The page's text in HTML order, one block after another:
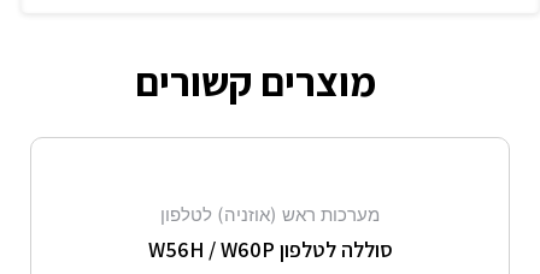
מוצרים קשורים
מערכות ראש (אוזניה) לטלפון
סוללה לטלפון W56H / W60P